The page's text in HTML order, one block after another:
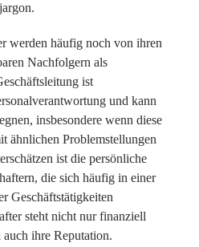
werden häufig noch von ihren
Nachfolgern als
ist
und kann
insbesondere wenn diese
ähnlichen Problemstellungen
ist die persönliche
die sich häufig in einer
Geschäftstätigkeiten
steht nicht nur finanziell
ihre Reputation.